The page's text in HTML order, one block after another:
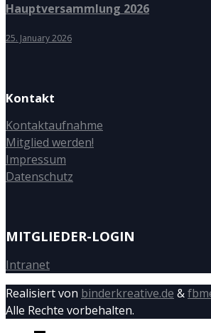
Hauptversammlung 2026
25. January 2026
Kontakt
Kontaktaufnahme
Mitglied werden!
Impressum
Datenschutz
MITGLIEDER-LOGIN
Intranet
Realisiert von binderkreative.de &
Alle Rechte vorbehalten.